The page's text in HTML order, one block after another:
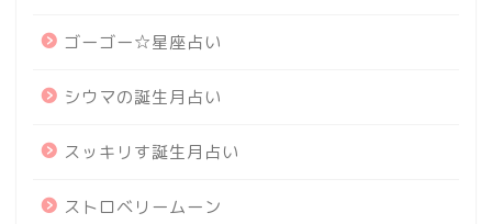
ゴーゴー☆星座占い
シウマの誕生月占い
スッキリす誕生月占い
ストロベリームーン